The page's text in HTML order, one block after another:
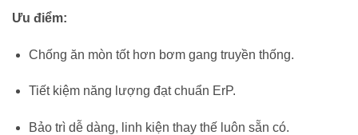
Ưu điểm:
Chống ăn mòn tốt hơn bơm gang truyền thống.
Tiết kiệm năng lượng đạt chuẩn ErP.
Bảo trì dễ dàng, linh kiện thay thế luôn sẵn có.